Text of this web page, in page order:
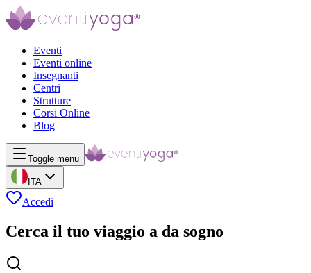
Eventi
Eventi online
Insegnanti
Centri
Strutture
Corsi Online
Blog
Toggle menu
ITA
Accedi
Cerca il tuo viaggio a da sogno